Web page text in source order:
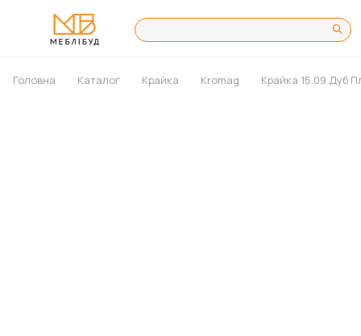
Головна Каталог Крайка Kromag Крайка 15.09 Дуб